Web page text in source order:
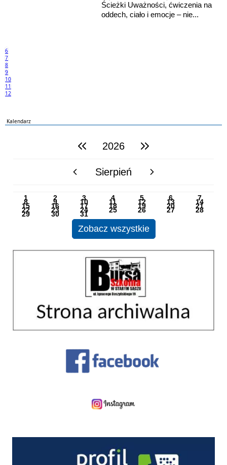
Ścieżki Uważności, ćwiczenia na
oddech, ciało i emocje – nie...
6
7
8
9
10
11
12
Kalendarz
poprzedni rok2026 następny rok
poprzedni miesiącSierpień następny miesiąc
1 2 3 4 5 6 7
8 9 10 11 12 13 14
15 16 17 18 19 20 21
22 23 24 25 26 27 28
29 30 31
Zobacz wszystkie
Strona archiwalna 01